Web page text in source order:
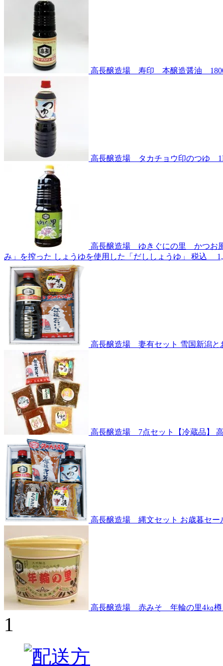
高長醸造場 寿印 本醸造醤油
高長醸造場 タカチョウ印のつゆ
高長醸造場 ゆきぐにの里 かつお
み」を搾った しょうゆを使用した「だししょうゆ」
税込
高長醸造場 妻有セット 雪国新潟と
高長醸造場 7点セット【冷蔵品】
高長醸造場 縄文セット お歳暮セー
高長醸造場 赤みそ 年輪の里4㎏樽
1